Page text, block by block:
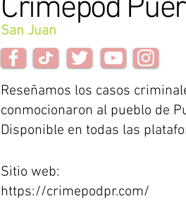
Crimepod
San Juan
Reseñamos los casos
conmocionaron al pueblo de
Disponible en todas las
Sitio web:
https://crimepodpr.com/